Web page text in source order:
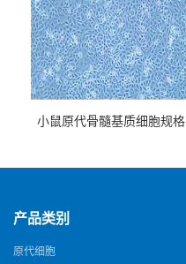
小鼠原代骨髓基质细胞规格
产品类别
原代细胞